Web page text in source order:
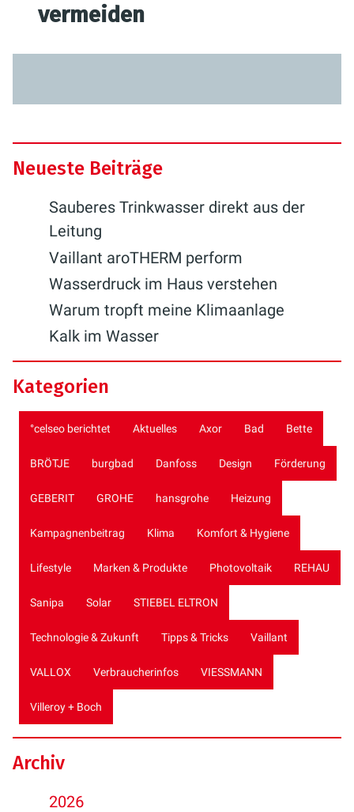
vermeiden
Neueste Beiträge
Sauberes Trinkwasser direkt aus der
Leitung
Vaillant aroTHERM perform
Wasserdruck im Haus verstehen
Warum tropft meine Klimaanlage
Kalk im Wasser
Kategorien
°celseo berichtet Aktuelles Axor Bad Bette
BRÖTJE burgbad Danfoss Design Förderung
GEBERIT GROHE hansgrohe Heizung
Kampagnenbeitrag Klima Komfort & Hygiene
Lifestyle Marken & Produkte Photovoltaik REHAU
Sanipa Solar STIEBEL ELTRON
Technologie & Zukunft Tipps & Tricks Vaillant
VALLOX Verbraucherinfos VIESSMANN
Villeroy + Boch
Archiv
2026